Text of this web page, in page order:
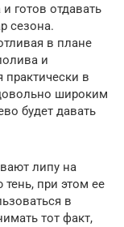
готов отдавать
сезона.
в плане
и
практически в
широким
будет давать
липу на
при этом ее
в
тот факт,